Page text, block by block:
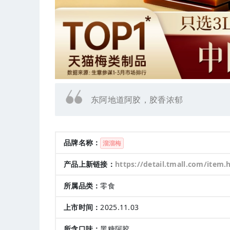
东阿地道阿胶，胶香浓郁
品牌名称： 溜溜梅
产品上新链接： https://detail.tmall.com/item.htm?abbucket=20&id=994316787546&pisk=gggj2L1YbtXflFoLcPRPAeMHle415Q8e11NttfQV6rUv1FGEejSqgIYsVXDWiPkZ6RMsU8bq0nqaC1wSHNrq5fb_6fHMiRRD4jc0SPpeLPTEijA-uQKIl-
所属品类：零食
上市时间：2025.11.03